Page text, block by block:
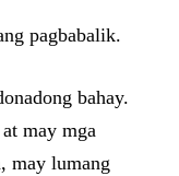
pagbabalik.
bahay.
may mga
may lumang